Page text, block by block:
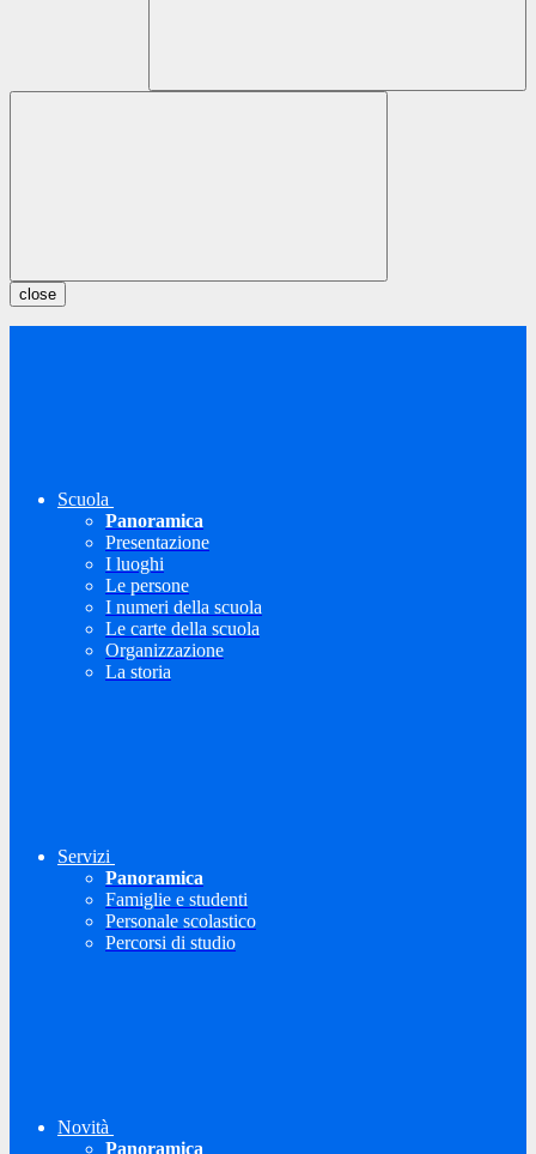
close
Scuola
Panoramica
Presentazione
I luoghi
Le persone
I numeri della scuola
Le carte della scuola
Organizzazione
La storia
Servizi
Panoramica
Famiglie e studenti
Personale scolastico
Percorsi di studio
Novità
Panoramica